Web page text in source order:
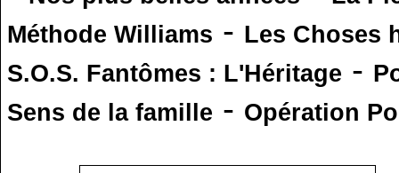
Méthode Williams - Les Choses
S.O.S. Fantômes : L'Héritage -
Sens de la famille - Opération